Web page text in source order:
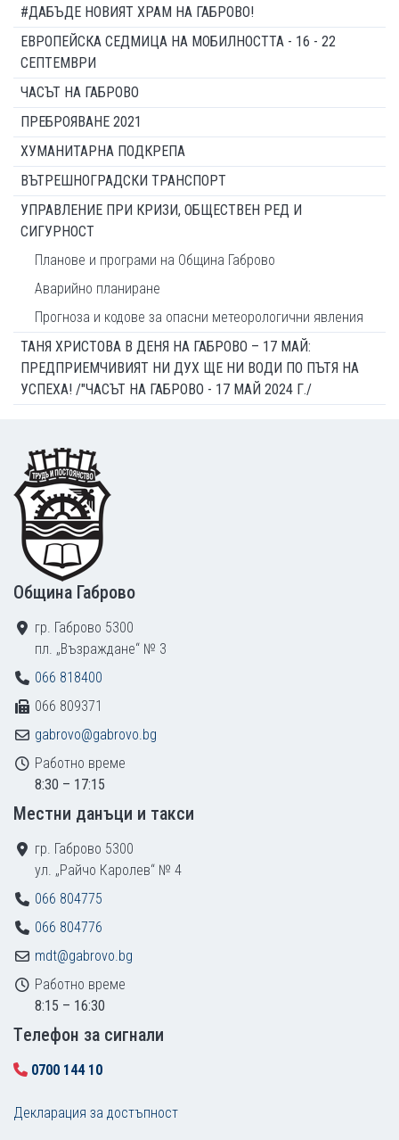
#ДАБЪДЕ НОВИЯТ ХРАМ НА ГАБРОВО!
ЕВРОПЕЙСКА СЕДМИЦА НА МОБИЛНОСТТА - 16 - 22
СЕПТЕМВРИ
ЧАСЪТ НА ГАБРОВО
ПРЕБРОЯВАНЕ 2021
ХУМАНИТАРНА ПОДКРЕПА
ВЪТРЕШНОГРАДСКИ ТРАНСПОРТ
УПРАВЛЕНИЕ ПРИ КРИЗИ, ОБЩЕСТВЕН РЕД И
СИГУРНОСТ
Планове и програми на Община Габрово
Аварийно планиране
Прогноза и кодове за опасни метеорологични явления
ТАНЯ ХРИСТОВА В ДЕНЯ НА ГАБРОВО – 17 МАЙ:
ПРЕДПРИЕМЧИВИЯТ НИ ДУХ ЩЕ НИ ВОДИ ПО ПЪТЯ НА
УСПЕХА! /"ЧАСЪТ НА ГАБРОВО - 17 МАЙ 2024 Г./
Footer
Община Габрово
гр. Габрово 5300
пл. „Възраждане“ № 3
066 818400
066 809371
gabrovo@gabrovo.bg
Работно време
8:30 – 17:15
Местни данъци и такси
гр. Габрово 5300
ул. „Райчо Каролев“ № 4
066 804775
066 804776
mdt@gabrovo.bg
Работно време
8:15 – 16:30
Tелефон за сигнали
0700 144 10
Декларация за достъпност